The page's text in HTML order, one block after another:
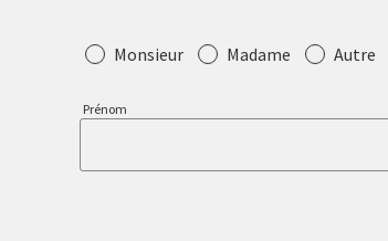
Salutation
Monsieur Madame Autre
Prénom